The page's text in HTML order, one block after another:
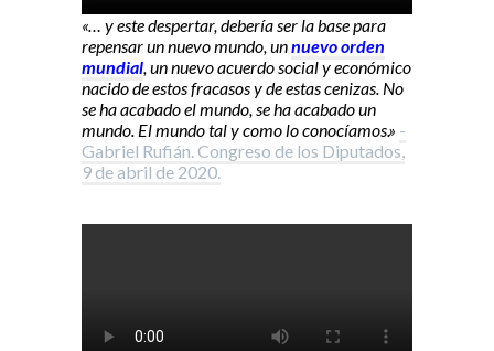
«… y este despertar, debería ser la base para
repensar un nuevo mundo, unnuevo orden
mundial, un nuevo acuerdo social y económico
nacido de estos fracasos y de estas cenizas. No
se ha acabado el mundo, se ha acabado un
mundo. El mundo tal y como lo conocíamos.» -
Gabriel Rufián. Congreso de los Diputados,
9 de abril de 2020.